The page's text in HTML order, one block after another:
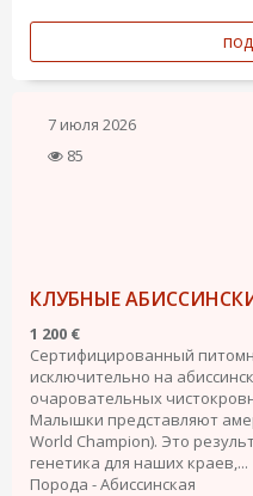
7 июля 2026
85
КЛУБНЫЕ
1 200 €
Сертифицированный
исключительно на
очаровательных
Малышки представляют
World Champion). Это
генетика для наших краев,...
Порода - Абиссинская